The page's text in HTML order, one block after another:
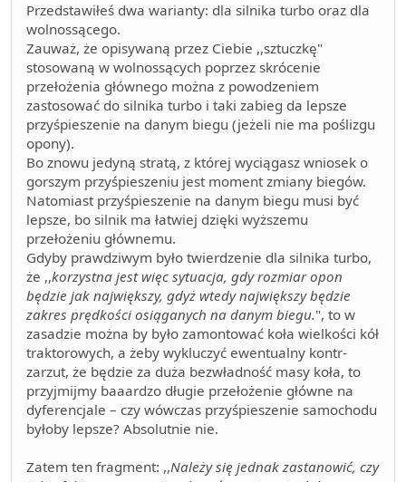
Przedstawiłeś dwa warianty: dla silnika turbo oraz dla
wolnossącego.
Zauważ, że opisywaną przez Ciebie ,,sztuczkę"
stosowaną w wolnossących poprzez skrócenie
przełożenia głównego można z powodzeniem
zastosować do silnika turbo i taki zabieg da lepsze
przyśpieszenie na danym biegu (jeżeli nie ma poślizgu
opony).
Bo znowu jedyną stratą, z której wyciągasz wniosek o
gorszym przyśpieszeniu jest moment zmiany biegów.
Natomiast przyśpieszenie na danym biegu musi być
lepsze, bo silnik ma łatwiej dzięki wyższemu
przełożeniu głównemu.
Gdyby prawdziwym było twierdzenie dla silnika turbo,
że ,,korzystna jest więc sytuacja, gdy rozmiar opon
będzie jak największy, gdyż wtedy największy będzie
zakres prędkości osiąganych na danym biegu.", to w
zasadzie można by było zamontować koła wielkości kół
traktorowych, a żeby wykluczyć ewentualny kontr-
zarzut, że będzie za duża bezwładność masy koła, to
przyjmijmy baaardzo długie przełożenie główne na
dyferencjale – czy wówczas przyśpieszenie samochodu
byłoby lepsze? Absolutnie nie.
Zatem ten fragment: ,,Należy się jednak zastanowić, czy